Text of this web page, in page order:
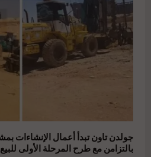
بالتزامن مع طرح المرحلة الأولى للبيع